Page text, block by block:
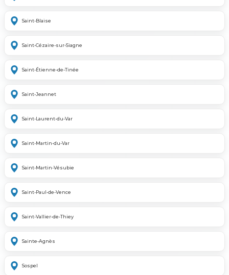
Saint-Blaise
Saint-Cézaire-sur-Siagne
Saint-Étienne-de-Tinée
Saint-Jeannet
Saint-Laurent-du-Var
Saint-Martin-du-Var
Saint-Martin-Vésubie
Saint-Paul-de-Vence
Saint-Vallier-de-Thiey
Sainte-Agnès
Sospel